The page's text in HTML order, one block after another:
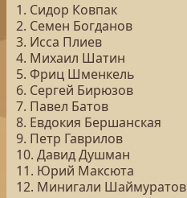
1. Сидор Ковпак
2. Семен Богданов
3. Исса Плиев
4. Михаил Шатин
5. Фриц Шменкель
6. Сергей Бирюзов
7. Павел Батов
8. Евдокия Бершанская
9. Петр Гаврилов
10. Давид Душман
11. Юрий Максюта
12. Минигали Шаймуратов